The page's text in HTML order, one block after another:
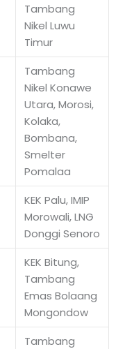
Tambang
Nikel Luwu
Timur
Tambang
Nikel Konawe
Utara, Morosi,
Kolaka,
Bombana,
Smelter
Pomalaa
KEK Palu, IMIP
Morowali, LNG
Donggi Senoro
KEK Bitung,
Tambang
Emas Bolaang
Mongondow
Tambang